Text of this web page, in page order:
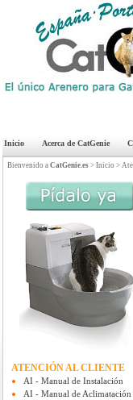
Inicio Acerca de CatGenie
Bienvenido a CatGenie.es> Inicio >
ATENCIÓN AL CLIENTE
AI - Manual de Instalación
AI - Manual de Aclimatación